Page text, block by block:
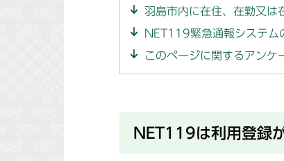
羽島市内に在住、在勤又は
NET119緊急通報システム
このページに関するアンケ
NET119は利用登録